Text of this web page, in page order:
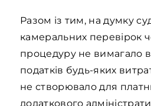
Разом із тим, на думку
камеральних перевірок
процедуру не вимагало
податків будь-яких
не створювало для
додаткового